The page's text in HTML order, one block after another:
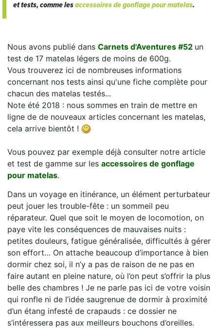
et tests, comme lesaccessoires de gonflage pour matelas.
Nous avons publié dans Carnets d'Aventures #52 un
test de 17 matelas légers de moins de 600g.
Vous trouverez ici de nombreuses informations
concernant nos tests ainsi qu'une fiche complète pour
chacun des matelas testés...
Note été 2018 : nous sommes en train de mettre en
ligne de de nouveaux articles concernant les matelas,
cela arrive bientôt !
Vous pouvez par exemple déjà consulter notre article
et test de gamme sur les accessoires de gonflage
pour matelas.
Dans un voyage en itinérance, un élément perturbateur
peut jouer les trouble-fête : un sommeil peu
réparateur. Quel que soit le moyen de locomotion, on
paye vite les conséquences de mauvaises nuits :
petites douleurs, fatigue généralisée, difficultés à gérer
son effort… On attache beaucoup d’importance à bien
dormir chez soi, il n’y a pas de raison de ne pas en
faire autant en pleine nature, où l’on peut s’offrir la plus
belle des chambres ! Je ne parle pas ici de votre voisin
qui ronfle ni de l’idée saugrenue de dormir à proximité
d’un étang infesté de crapauds : ce dossier ne
s’intéressera pas aux meilleurs bouchons d’oreilles.